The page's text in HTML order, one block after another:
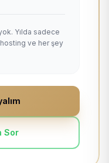
Yılda sadece
ve her şey
Sor